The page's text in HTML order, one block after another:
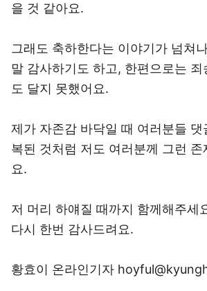
을 것 같아요.
그래도 축하한다는 이야기가 넘쳐
말 감사하기도 하고, 한편으로는
도 달지 못했어요.
제가 자존감 바닥일 때 여러분들 댓
복된 것처럼 저도 여러분께 그런 존
요.
저 머리 하얘질 때까지 함께해주세
다시 한번 감사드려요.
황효이 온라인기자